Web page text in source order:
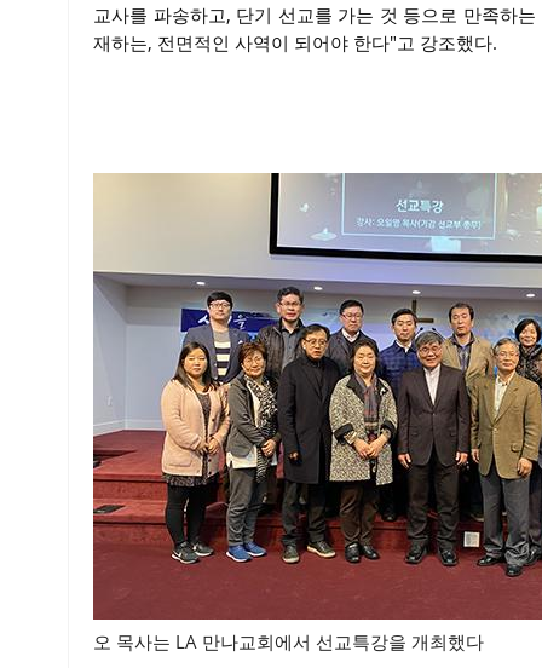
교사를 파송하고, 단기 선교를 가는 것 등으로 만족하
재하는, 전면적인 사역이 되어야 한다"고 강조했다.
오 목사는 LA 만나교회에서 선교특강을 개최했다